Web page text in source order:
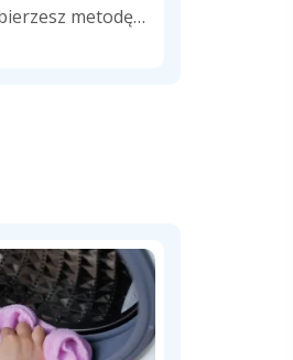
metodę
Kurz,